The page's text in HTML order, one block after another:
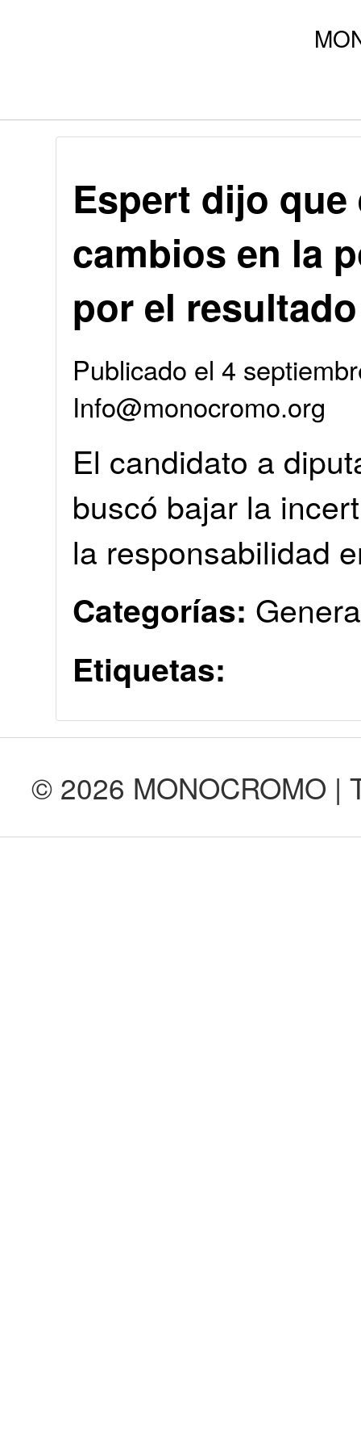
Espert dijo
cambios en la
por el
Publicado el 4
Info@monocromo.org
El candidato a
buscó bajar la
la responsabilidad
Categorías:
Etiquetas:
© 2026 MONOCROMO |